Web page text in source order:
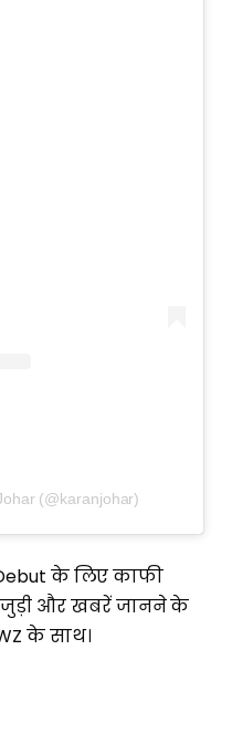
(@karanjohar)
के लिए काफी
जुड़ी और खबरें जानने के
के साथ।